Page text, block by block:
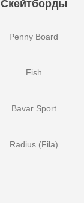
Скейтборды
Penny Board
Fish
Bavar Sport
Radius (Fila)